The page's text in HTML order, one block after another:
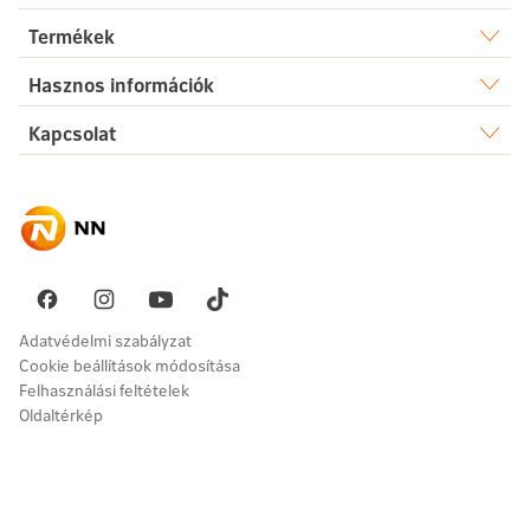
Rólunk
Sajtószoba
Karrier
Fenntarthatóság
Pénzügyi navigátor
Termékek
Élet
Egészség
Nyugdíj
Vállalati megoldások
Hasznos információk
Dokumentumtár
Akadálymentesség
Kapcsolat
Ügyintézés
Panaszkezelés
Adatvédelmi szabályzat
Cookie beállítások módosítása
Felhasználási feltételek
Oldaltérkép